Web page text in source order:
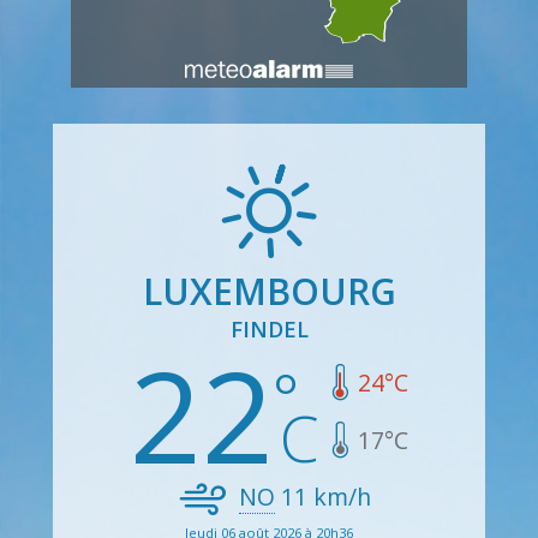
LUXEMBOURG
FINDEL
22 24°C
17°C
NO 11 km/h
Jeudi 06 août 2026 à 20h36